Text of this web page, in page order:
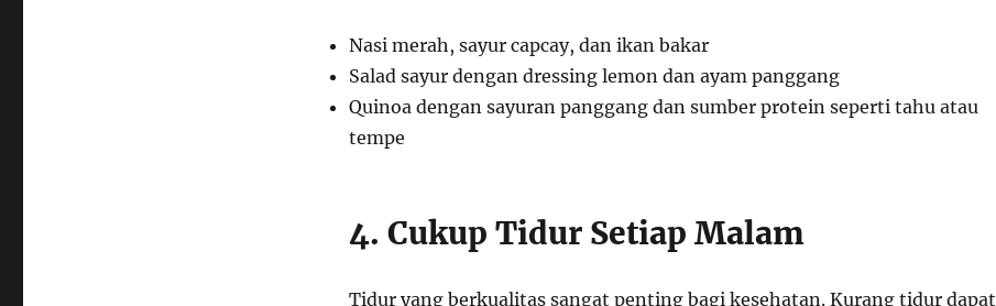
Nasi merah, sayur capcay, dan ikan bakar
Salad sayur dengan dressing lemon dan ayam panggang
Quinoa dengan sayuran panggang dan sumber protein seperti tahu atau
tempe
4. Cukup Tidur Setiap Malam
Tidur yang berkualitas sangat penting bagi kesehatan. Kurang tidur dapat